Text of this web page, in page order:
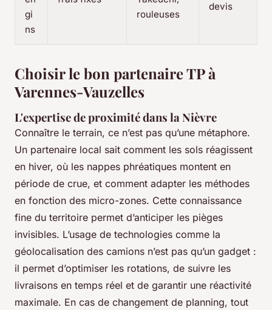
gi
ns
rouleuses
devis
Choisir le bon partenaire TP à
Varennes-Vauzelles
L'expertise de proximité dans la Nièvre
Connaître le terrain, ce n’est pas qu’une métaphore.
Un partenaire local sait comment les sols réagissent
en hiver, où les nappes phréatiques montent en
période de crue, et comment adapter les méthodes
en fonction des micro-zones. Cette connaissance
fine du territoire permet d’anticiper les pièges
invisibles. L’usage de technologies comme la
géolocalisation des camions n’est pas qu’un gadget :
il permet d’optimiser les rotations, de suivre les
livraisons en temps réel et de garantir une réactivité
maximale. En cas de changement de planning, tout